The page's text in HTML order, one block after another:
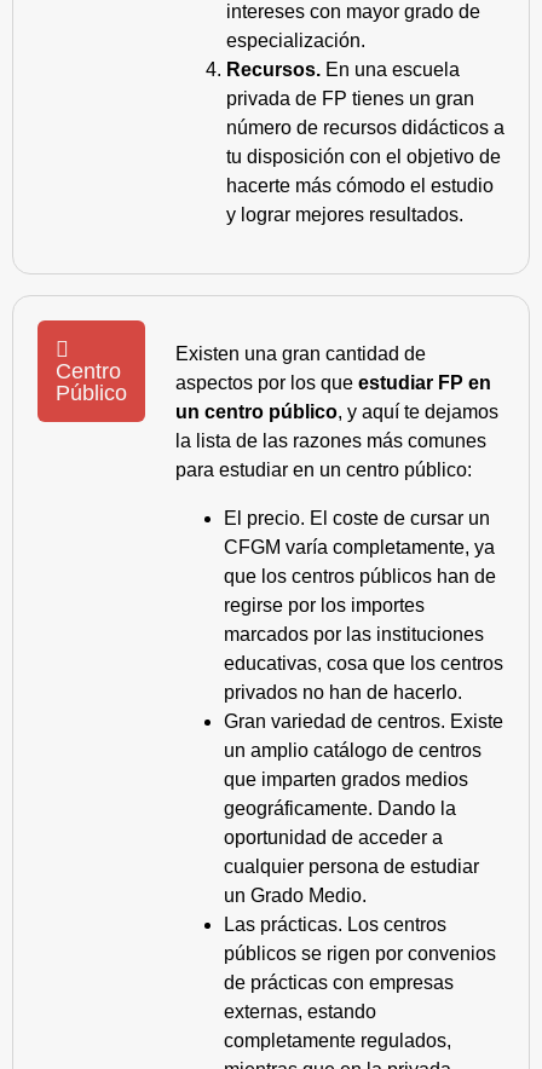
intereses con mayor grado de
especialización.
Recursos. En una escuela
privada de FP tienes un gran
número de recursos didácticos a
tu disposición con el objetivo de
hacerte más cómodo el estudio
y lograr mejores resultados.
Centro
Público
Existen una gran cantidad de
aspectos por los que estudiar FP en
un centro público, y aquí te dejamos
la lista de las razones más comunes
para estudiar en un centro público:
El precio. El coste de cursar un
CFGM varía completamente, ya
que los centros públicos han de
regirse por los importes
marcados por las instituciones
educativas, cosa que los centros
privados no han de hacerlo.
Gran variedad de centros. Existe
un amplio catálogo de centros
que imparten grados medios
geográficamente. Dando la
oportunidad de acceder a
cualquier persona de estudiar
un Grado Medio.
Las prácticas. Los centros
públicos se rigen por convenios
de prácticas con empresas
externas, estando
completamente regulados,